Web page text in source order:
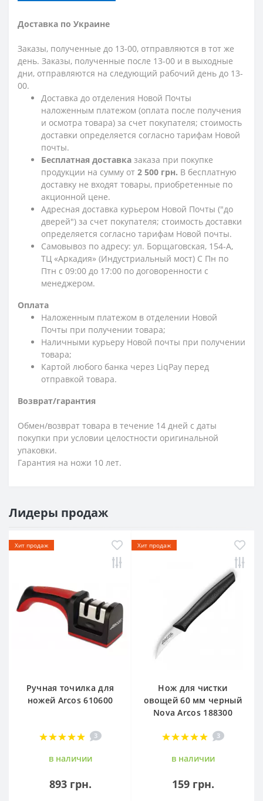
Доставка по Украине
Заказы, полученные до 13-00, отправляются в тот же
день. Заказы, полученные после 13-00 и в выходные
дни, отправляются на следующий рабочий день до 13-
00.
Доставка до отделения Новой Почты
наложенным платежом (оплата после получения
и осмотра товара) за счет покупателя; стоимость
доставки определяется согласно тарифам Новой
почты.
Бесплатная доставка заказа при покупке
продукции на сумму от 2 500 грн. В бесплатную
доставку не входят товары, приобретенные по
акционной цене.
Адресная доставка курьером Новой Почты ("до
дверей") за счет покупателя; стоимость доставки
определяется согласно тарифам Новой почты.
Самовывоз по адресу: ул. Борщаговская, 154-А,
ТЦ «Аркадия» (Индустриальный мост) С Пн по
Птн с 09:00 до 17:00 по договоренности с
менеджером.
Оплата
Наложенным платежом в отделении Новой
Почты при получении товара;
Наличными курьеру Новой почты при получении
товара;
Картой любого банка через LiqPay перед
отправкой товара.
Возврат/гарантия
Обмен/возврат товара в течение 14 дней с даты
покупки при условии целостности оригинальной
упаковки.
Гарантия на ножи 10 лет.
Лидеры продаж
Хит продаж
Ручная точилка для
ножей Arcos 610600
3
в наличии
893 грн.
Хит продаж
Нож для чистки
овощей 60 мм черный
Nova Arcos 188300
3
в наличии
159 грн.